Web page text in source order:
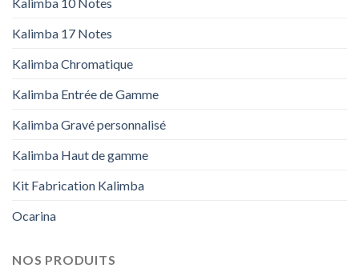
Kalimba 17 Notes
Kalimba Chromatique
Kalimba Entrée de Gamme
Kalimba Gravé personnalisé
Kalimba Haut de gamme
Kit Fabrication Kalimba
Ocarina
NOS PRODUITS